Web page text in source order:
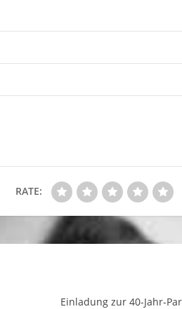
RATE:
Einladung zur 40-Jahr-